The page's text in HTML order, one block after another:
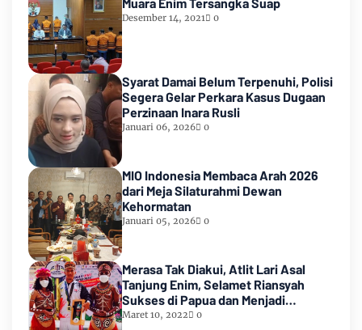
Desember 14, 2021 0
Syarat Damai Belum Terpenuhi, Polisi
Segera Gelar Perkara Kasus Dugaan
Perzinaan Inara Rusli
Januari 06, 2026 0
MIO Indonesia Membaca Arah 2026
dari Meja Silaturahmi Dewan
Kehormatan
Januari 05, 2026 0
Merasa Tak Diakui, Atlit Lari Asal
Tanjung Enim, Selamet Riansyah
Sukses di Papua dan Menjadi
Miliarder
Maret 10, 2022 0